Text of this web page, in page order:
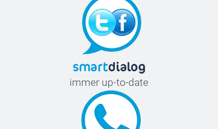
immer up-to-date